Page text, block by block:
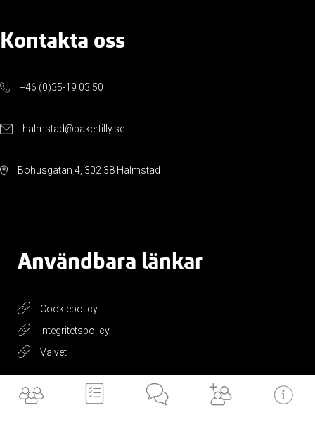
Kontakta oss
+46 (0)35-19 03 50
halmstad@bakertilly.se
Bohusgatan 4, 302 38 Halmstad
Användbara länkar
Cookiepolicy
Integritetspolicy
Valvet